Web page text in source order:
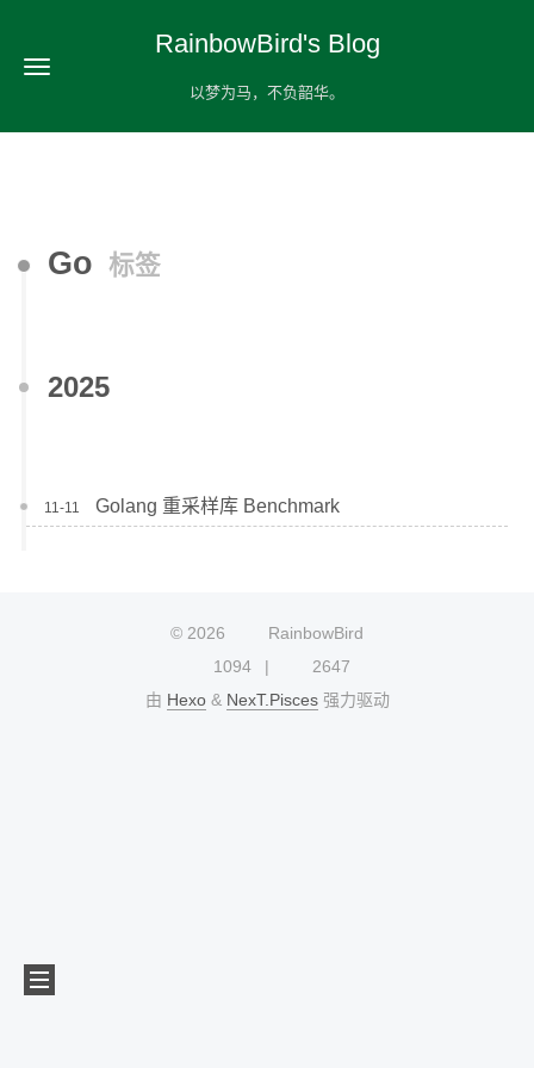
RainbowBird's Blog
以梦为马，不负韶华。
Go 标签
2025
11-11 Golang 重采样库 Benchmark
© 2026
RainbowBird
1094
2647
由 Hexo& NexT.Pisces强力驱动